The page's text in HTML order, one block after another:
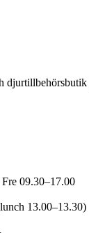
09.30–17.00
13.00–13.30)